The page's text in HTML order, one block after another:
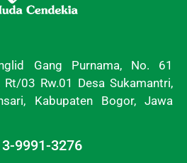
Gang Purnama, No. 61
03 Rw.01 Desa Sukamantri,
Kabupaten Bogor, Jawa
9991-3276